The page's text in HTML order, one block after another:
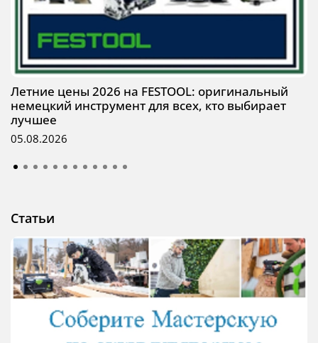
Летние цены 2026 на FESTOOL: оригинальный
немецкий инструмент для всех, кто выбирает
лучшее
05.08.2026
Статьи